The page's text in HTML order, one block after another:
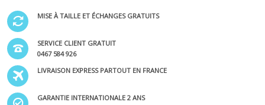
MISE À TAILLE ET ÉCHANGES GRATUITS
SERVICE CLIENT GRATUIT
0467 584 926
LIVRAISON EXPRESS PARTOUT EN FRANCE
GARANTIE INTERNATIONALE 2 ANS